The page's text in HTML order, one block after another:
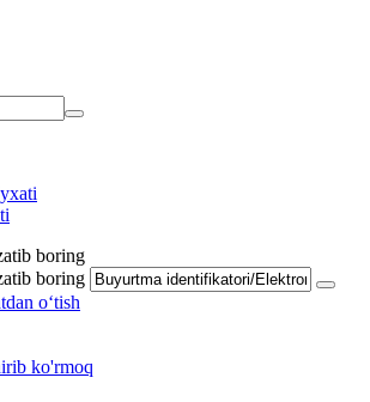
boring
boring
oʻtish
ko'rmoq